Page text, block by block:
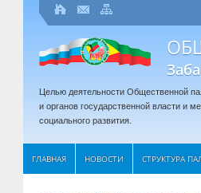
Целью деятельности Общественной
и органов государственной власти и
социального развития.
ГЛАВНАЯ НОВОСТИ СТРУКТУРА